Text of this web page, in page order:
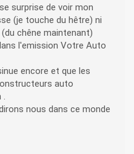
surprise de voir mon
(je touche du hêtre) ni
chêne maintenant)
l'emission Votre Auto
encore et que les
auto
.
nous dans ce monde